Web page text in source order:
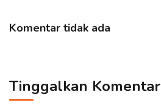
Komentar tidak ada
Tinggalkan Komentar